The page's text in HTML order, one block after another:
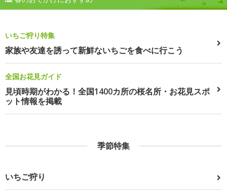
いちご狩り特集
家族や友達を誘って新鮮ないちごを食べに行こう
全国お花見ガイド
見頃時期がわかる！全国1400カ所の桜名所・お花見スポ
ット情報を掲載
季節特集
いちご狩り